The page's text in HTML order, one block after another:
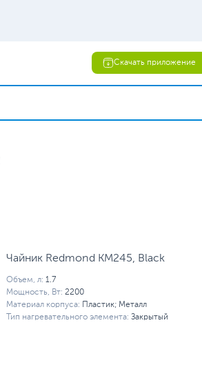
Скачать приложение
Чайник Redmond KM245, Black
Объем, л: 1.7
Мощность, Вт: 2200
Материал корпуса:
Пластик; Металл
Тип нагревательного элемента: Закрытый